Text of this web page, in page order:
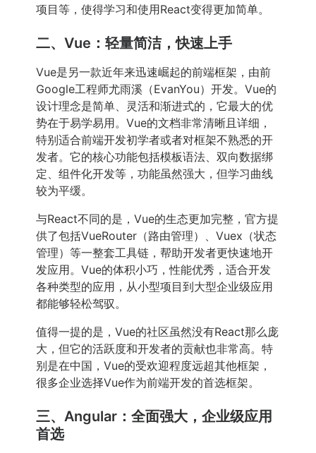
项目等，使得学习和使用React变得更加简单。
二、Vue：轻量简洁，快速上手
Vue是另一款近年来迅速崛起的前端框架，由前
Google工程师尤雨溪（EvanYou）开发。Vue的
设计理念是简单、灵活和渐进式的，它最大的优
势在于易学易用。Vue的文档非常清晰且详细，
特别适合前端开发初学者或者对框架不熟悉的开
发者。它的核心功能包括模板语法、双向数据绑
定、组件化开发等，功能虽然强大，但学习曲线
较为平缓。
与React不同的是，Vue的生态更加完整，官方提
供了包括VueRouter（路由管理）、Vuex（状态
管理）等一整套工具链，帮助开发者更快速地开
发应用。Vue的体积小巧，性能优秀，适合开发
各种类型的应用，从小型项目到大型企业级应用
都能够轻松驾驭。
值得一提的是，Vue的社区虽然没有React那么庞
大，但它的活跃度和开发者的贡献也非常高。特
别是在中国，Vue的受欢迎程度远超其他框架，
很多企业选择Vue作为前端开发的首选框架。
三、Angular：全面强大，企业级应用
首选